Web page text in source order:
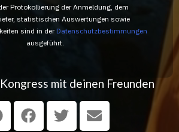
Protokollierung der Anmeldung, dem
statistischen Auswertungen sowie
sind in der Datenschutzbestimmungen
ausgeführt.
mit deinen Freunden